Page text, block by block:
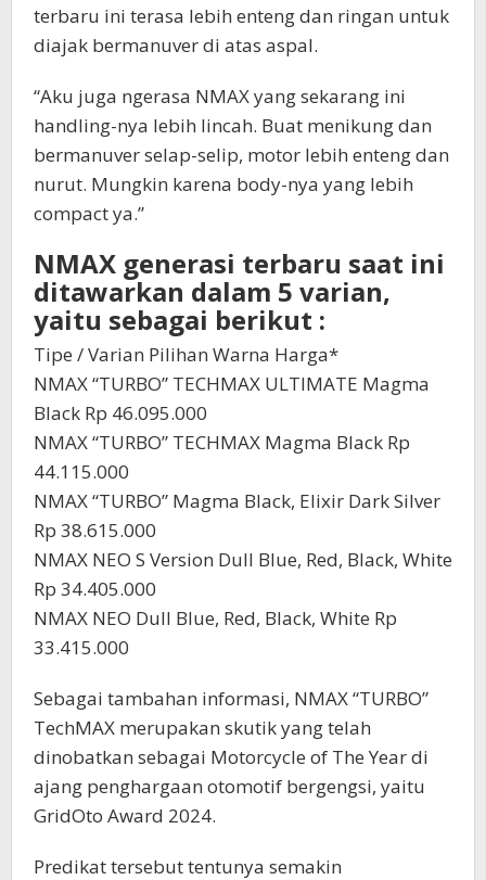
terbaru ini terasa lebih enteng dan ringan untuk
diajak bermanuver di atas aspal.
“Aku juga ngerasa NMAX yang sekarang ini
handling-nya lebih lincah. Buat menikung dan
bermanuver selap-selip, motor lebih enteng dan
nurut. Mungkin karena body-nya yang lebih
compact ya.”
NMAX generasi terbaru saat ini
ditawarkan dalam 5 varian,
yaitu sebagai berikut :
Tipe / Varian Pilihan Warna Harga*
NMAX “TURBO” TECHMAX ULTIMATE Magma
Black Rp 46.095.000
NMAX “TURBO” TECHMAX Magma Black Rp
44.115.000
NMAX “TURBO” Magma Black, Elixir Dark Silver
Rp 38.615.000
NMAX NEO S Version Dull Blue, Red, Black, White
Rp 34.405.000
NMAX NEO Dull Blue, Red, Black, White Rp
33.415.000
Sebagai tambahan informasi, NMAX “TURBO”
TechMAX merupakan skutik yang telah
dinobatkan sebagai Motorcycle of The Year di
ajang penghargaan otomotif bergengsi, yaitu
GridOto Award 2024.
Predikat tersebut tentunya semakin